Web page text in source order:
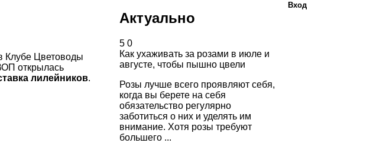
Клубе Цветоводы
открылась
лилейников.
Актуально
5 0
Как ухаживать за розами в июле и
августе, чтобы пышно цвели
Розы лучше всего проявляют себя,
когда вы берете на себя
обязательство регулярно
заботиться о них и уделять им
внимание. Хотя розы требуют
большего ...
Вход